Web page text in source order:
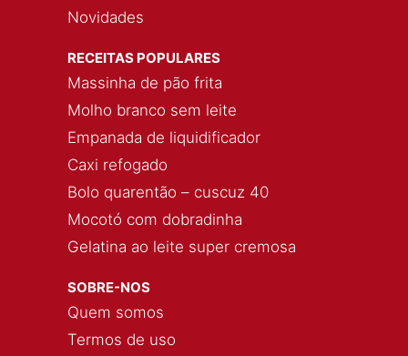
Novidades
RECEITAS POPULARES
Massinha de pão frita
Molho branco sem leite
Empanada de liquidificador
Caxi refogado
Bolo quarentão – cuscuz 40
Mocotó com dobradinha
Gelatina ao leite super cremosa
SOBRE-NOS
Quem somos
Termos de uso